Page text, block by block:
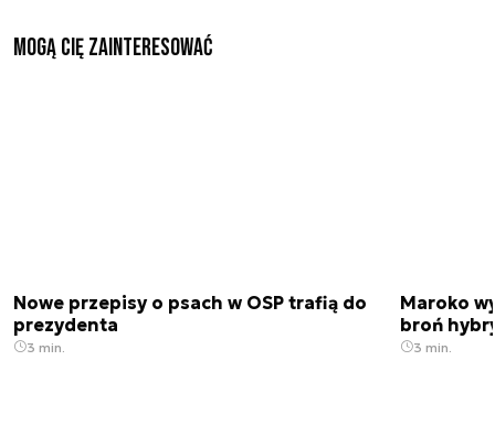
Mogą Cię zainteresować
Nowe przepisy o psach w OSP trafią do
prezydenta
3 min.
Maroko
broń
3 min.